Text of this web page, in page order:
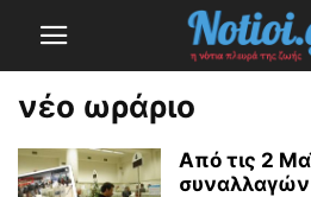
νέο ωράριο
Από τις 2
συναλλαγών